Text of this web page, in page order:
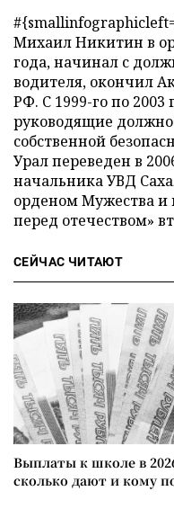
Михаил Никитин в
года, начинал с
водителя, окончил
РФ. С 1999-го по
руководящие
собственной
Урал переведен в
начальника УВД
орденом Мужества и
перед отечеством»
СЕЙЧАС ЧИТАЮТ
Выплаты к школе в
сколько дают и кому